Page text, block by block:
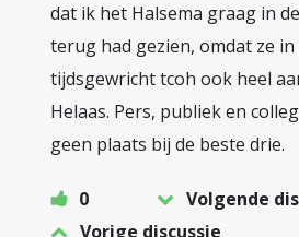
dat ik het Halsema graag in
terug had gezien, omdat ze in
tijdsgewricht tcoh ook heel
Helaas. Pers, publiek en
geen plaats bij de beste drie.
0
Volgende
Vorige discussie